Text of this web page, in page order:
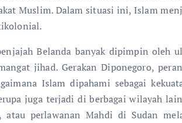
Muslim. Dalam situasi ini, Islam
Belanda banyak dipimpin oleh
jihad. Gerakan Diponegoro,
Islam dipahami sebagai
juga terjadi di berbagai wilayah
atau perlawanan Mahdi di Sudan